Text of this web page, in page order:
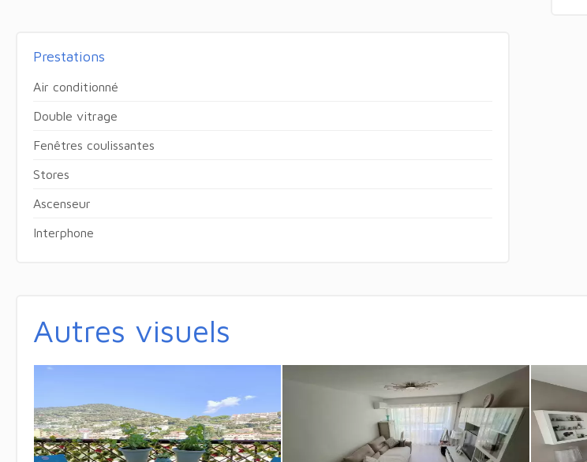
Prestations
Air conditionné
Double vitrage
Fenêtres coulissantes
Stores
Ascenseur
Interphone
Autres visuels